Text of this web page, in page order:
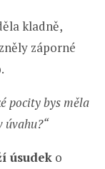
kladně,
záporné
pocity bys měla
úvahu?“
úsudek o